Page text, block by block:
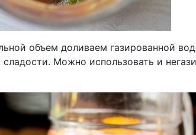
объем доливаем газированной
Можно использовать и